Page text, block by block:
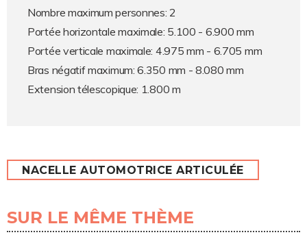
Nombre maximum personnes: 2
Portée horizontale maximale: 5.100 - 6.900 mm
Portée verticale maximale: 4.975 mm - 6.705 mm
Bras négatif maximum: 6.350 mm - 8.080 mm
Extension télescopique: 1.800 m
NACELLE AUTOMOTRICE ARTICULÉE
SUR LE MÊME THÈME